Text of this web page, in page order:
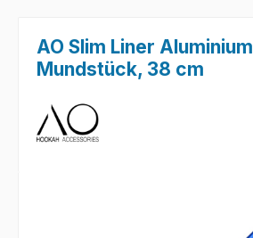
AO Slim Liner Aluminium
Mundstück, 38 cm